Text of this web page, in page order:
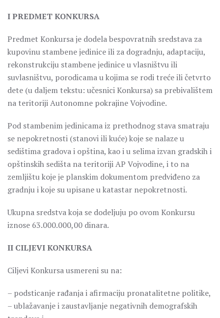
I PREDMET KONKURSA
Predmet Konkursa je dodela bespovratnih sredstava za
kupovinu stambene jedinice ili za dogradnju, adaptaciju,
rekonstrukciju stambene jedinice u vlasništvu ili
suvlasništvu, porodicama u kojima se rodi treće ili četvrto
dete (u daljem tekstu: učesnici Konkursa) sa prebivalištem
na teritoriji Autonomne pokrajine Vojvodine.
Pod stambenim jedinicama iz prethodnog stava smatraju
se nepokretnosti (stanovi ili kuće) koje se nalaze u
sedištima gradova i opština, kao i u selima izvan gradskih i
opštinskih sedišta na teritoriji AP Vojvodine, i to na
zemljištu koje je planskim dokumentom predviđeno za
gradnju i koje su upisane u katastar nepokretnosti.
Ukupna sredstva koja se dodeljuju po ovom Konkursu
iznose 63.000.000,00 dinara.
II CILJEVI KONKURSA
Ciljevi Konkursa usmereni su na:
– podsticanje rađanja i afirmaciju pronatalitetne politike,
– ublažavanje i zaustavljanje negativnih demografskih